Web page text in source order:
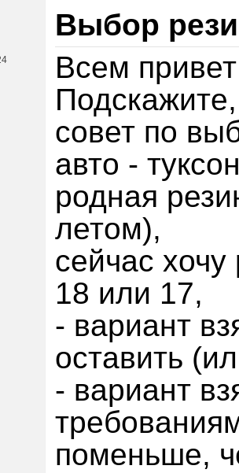
Выбор
Всем
совет по
авто -
родная
летом),
сейчас
18 или 17,
- вариант
оставить
- вариант
поменьше,